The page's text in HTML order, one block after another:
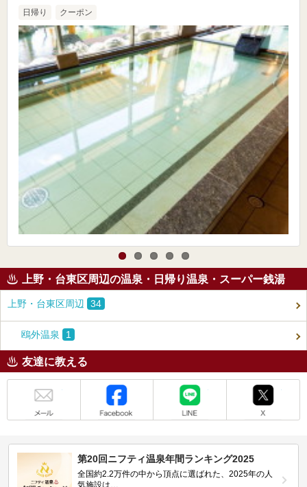
日帰り クーポン
上野・台東区周辺の温泉・日帰り温泉・スーパー銭湯
上野・台東区周辺 34
鴎外温泉 1
友達に教える
第20回ニフティ温泉年間ランキング2025
全国約2.2万件の中から頂点に選ばれた、2025年の人
気施設は…